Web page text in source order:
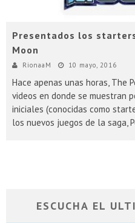
Presentados los
Moon
RionaaM 10 mayo, 2016
Hace apenas unas horas, The
videos en donde se muestran
iniciales (conocidas como
los nuevos juegos de la saga,
ESCUCHA EL